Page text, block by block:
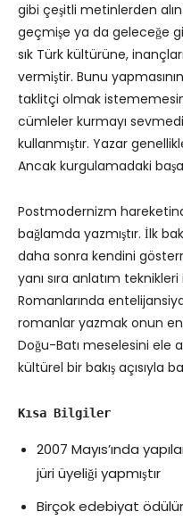
gibi çeşitli metinlerden
geçmişe ya da geleceğe
sık Türk kültürüne,
vermiştir. Bunu
taklitçi olmak
cümleler kurmayı
kullanmıştır. Yazar
Ancak kurgulamadaki
Postmodernizm
bağlamda yazmıştır. İlk
daha sonra kendini
yanı sıra anlatım
Romanlarında
romanlar yazmak onun
Doğu-Batı meselesini ele
kültürel bir bakış açısıyla
Kısa Bilgiler
2007 Mayıs’ında
jüri üyeliği yapmıştır
Birçok edebiyat